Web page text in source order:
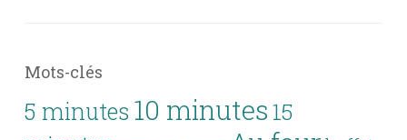
Mots-clés
5 minutes 10 minutes15